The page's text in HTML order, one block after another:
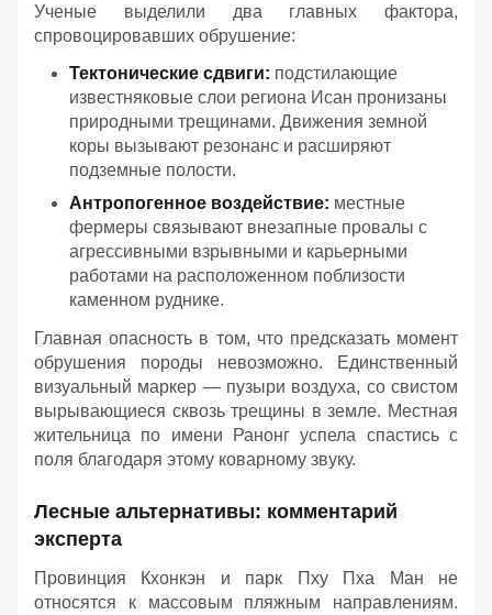
Ученые выделили два главных фактора,
спровоцировавших обрушение:
Тектонические сдвиги: подстилающие
известняковые слои региона Исан пронизаны
природными трещинами. Движения земной
коры вызывают резонанс и расширяют
подземные полости.
Антропогенное воздействие: местные
фермеры связывают внезапные провалы с
агрессивными взрывными и карьерными
работами на расположенном поблизости
каменном руднике.
Главная опасность в том, что предсказать момент
обрушения породы невозможно. Единственный
визуальный маркер — пузыри воздуха, со свистом
вырывающиеся сквозь трещины в земле. Местная
жительница по имени Ранонг успела спастись с
поля благодаря этому коварному звуку.
Лесные альтернативы: комментарий
эксперта
Провинция Кхонкэн и парк Пху Пха Ман не
относятся к массовым пляжным направлениям.